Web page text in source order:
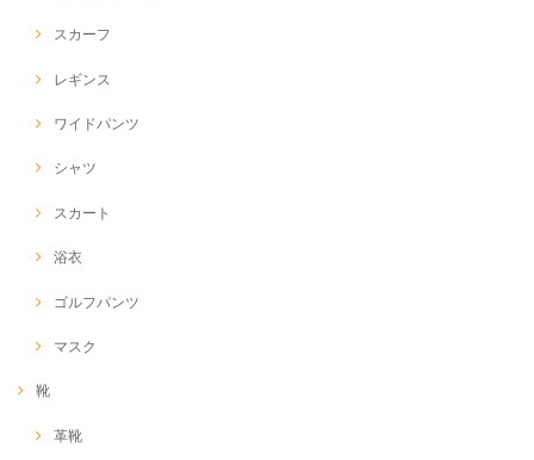
スカーフ
レギンス
ワイドパンツ
シャツ
スカート
浴衣
ゴルフパンツ
マスク
靴
革靴